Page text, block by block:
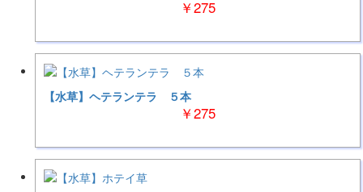
￥275
【水草】ヘテランテラ ５本
￥275